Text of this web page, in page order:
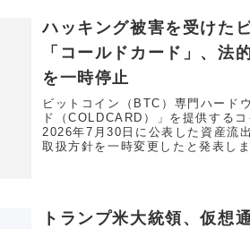
ハッキング被害を受けた
「コールドカード」、法
を一時停止
ビットコイン（BTC）専門ハード
ド（COLDCARD）」を提供する
2026年7月30日に公表した資産流
取扱方針を一時変更したと発表し
トランプ米大統領、仮想